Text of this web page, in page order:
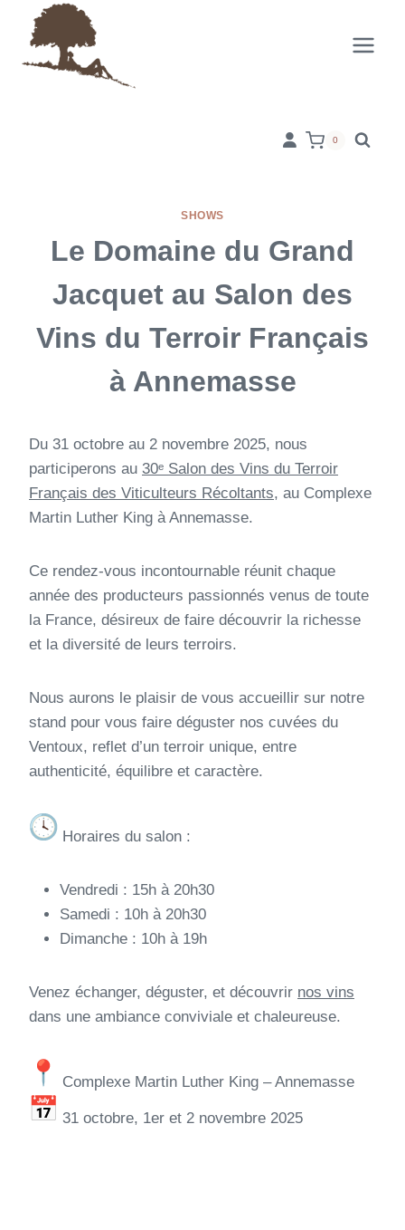
content
0
SHOWS
Le Domaine du Grand
Jacquet au Salon des
Vins du Terroir Français
à Annemasse
Du 31 octobre au 2 novembre 2025, nous
participerons au 30ᵉ Salon des Vins du Terroir
Français des Viticulteurs Récoltants, au Complexe
Martin Luther King à Annemasse.
Ce rendez-vous incontournable réunit chaque
année des producteurs passionnés venus de toute
la France, désireux de faire découvrir la richesse
et la diversité de leurs terroirs.
Nous aurons le plaisir de vous accueillir sur notre
stand pour vous faire déguster nos cuvées du
Ventoux, reflet d’un terroir unique, entre
authenticité, équilibre et caractère.
Horaires du salon :
Vendredi : 15h à 20h30
Samedi : 10h à 20h30
Dimanche : 10h à 19h
Venez échanger, déguster, et découvrir nos vins
dans une ambiance conviviale et chaleureuse.
Complexe Martin Luther King – Annemasse
31 octobre, 1er et 2 novembre 2025